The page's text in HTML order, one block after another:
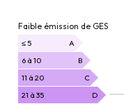
DE
GAZ
EFFET
DE
SERRE
Faible émission de GES
≤ 5
A
6 à 10
B
11 à 20
C
21 à 35
D